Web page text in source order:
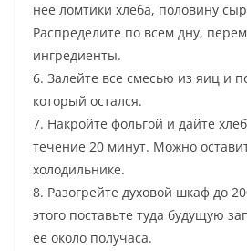
нее ломтики хлеба, половину
Распределите по всем дну,
ингредиенты.
6. Залейте все смесью из яиц и
который остался.
7. Накройте фольгой и дайте
течение 20 минут. Можно
холодильнике.
8. Разогрейте духовой шкаф до
этого поставьте туда будущую
ее около получаса.